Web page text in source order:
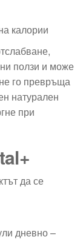
калории
ползи и може
го превръща
натурален
при
да се
дневно –